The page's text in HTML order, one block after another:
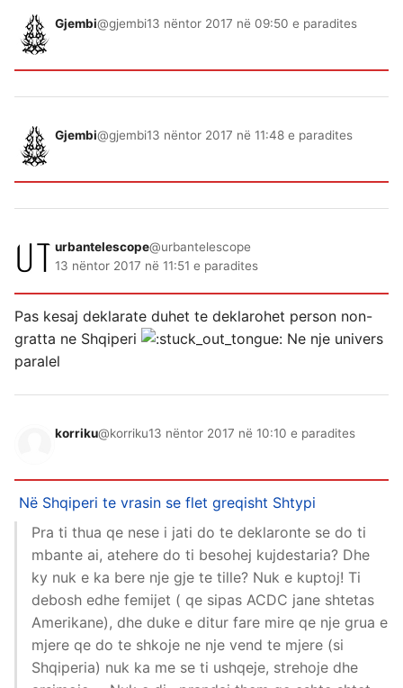
Gjembi@gjembi13 nëntor 2017 në 09:50 e paradites
Gjembi@gjembi13 nëntor 2017 në 11:48 e paradites
urbantelescope@urbantelescope
13 nëntor 2017 në 11:51 e paradites
Pas kesaj deklarate duhet te deklarohet person non-
gratta ne Shqiperi
Ne nje univers
paralel
korriku@korriku13 nëntor 2017 në 10:10 e paradites
Në Shqiperi te vrasin se flet greqisht Shtypi
Pra ti thua qe nese i jati do te deklaronte se do ti
mbante ai, atehere do ti besohej kujdestaria? Dhe
ky nuk e ka bere nje gje te tille? Nuk e kuptoj! Ti
debosh edhe femijet ( qe sipas ACDC jane shtetas
Amerikane), dhe duke e ditur fare mire qe nje grua e
mjere qe do te shkoje ne nje vend te mjere (si
Shqiperia) nuk ka me se ti ushqeje, strehoje dhe